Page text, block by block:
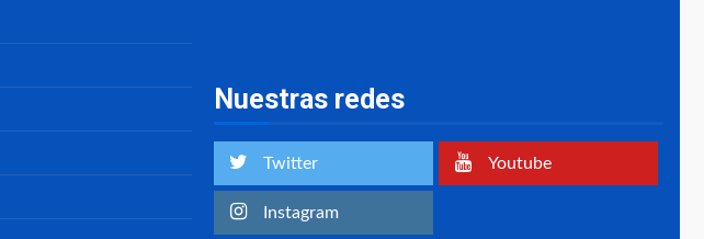
Nuestras redes
Twitter Youtube
Instagram